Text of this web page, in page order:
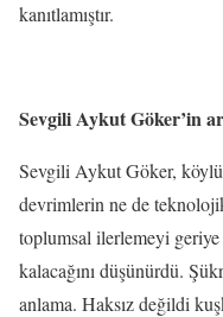
kanıtlamıştır.
Sevgili Aykut Göker’in
Sevgili Aykut Göker,
devrimlerin ne de
toplumsal ilerlemeyi
kalacağını düşünürdü.
anlama. Haksız değildi